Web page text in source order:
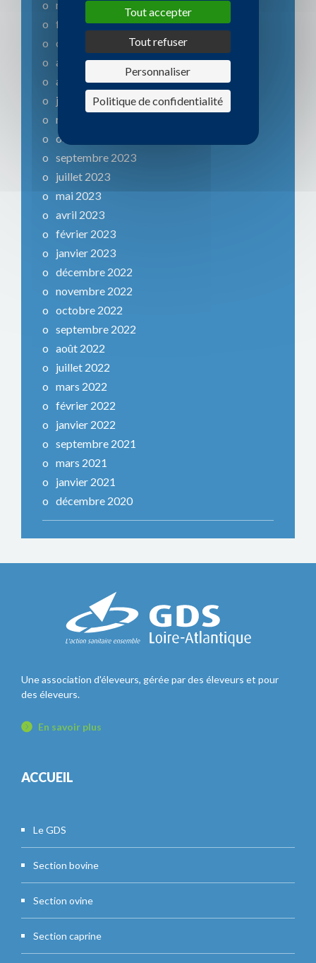
mars 2025
février 2025
octobre 2024
août 2024
avril 2024
janvier 2024
novembre 2023
octobre 2023
septembre 2023
juillet 2023
mai 2023
avril 2023
février 2023
janvier 2023
décembre 2022
novembre 2022
octobre 2022
septembre 2022
août 2022
juillet 2022
mars 2022
février 2022
janvier 2022
septembre 2021
mars 2021
janvier 2021
décembre 2020
Une association d'éleveurs, gérée par des éleveurs et pour
des éleveurs.
En savoir plus
ACCUEIL
Le GDS
Section bovine
Section ovine
Section caprine
Tout accepter
Tout refuser
Personnaliser
Politique de confidentialité